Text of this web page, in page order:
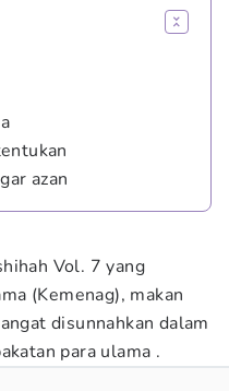
azan
Vol. 7 yang
(Kemenag), makan
disunnahkan dalam
para ulama .